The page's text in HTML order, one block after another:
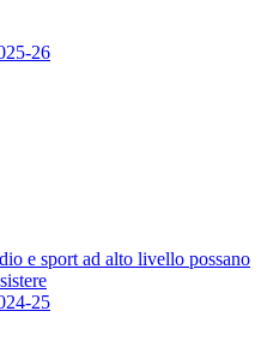
26
e sport ad alto livello possano
25